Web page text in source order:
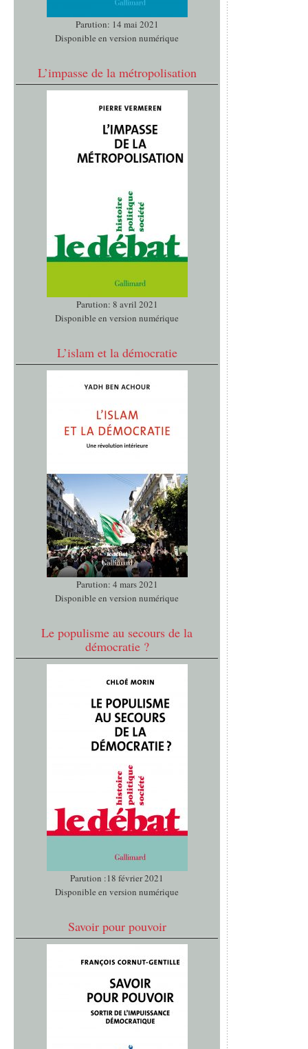
Parution: 14 mai 2021
Disponible en version numérique
L’impasse de la métropolisation
Parution: 8 avril 2021
Disponible en version numérique
L’islam et la démocratie
Parution: 4 mars 2021
Disponible en version numérique
Le populisme au secours de la
démocratie ?
Parution :18 février 2021
Disponible en version numérique
Savoir pour pouvoir